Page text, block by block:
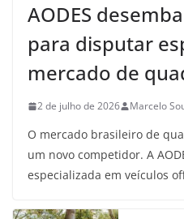
AODES
para disputar
mercado de
2 de julho de 2026 Marcelo
O mercado brasileiro de
um novo competidor. A
especializada em veículos